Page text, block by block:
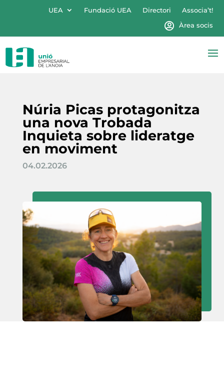
UEA Fundació UEA Directori
Associa’t!
Àrea socis
Núria Picas protagonitza
una nova Trobada
Inquieta sobre lideratge
en moviment
04.02.2026